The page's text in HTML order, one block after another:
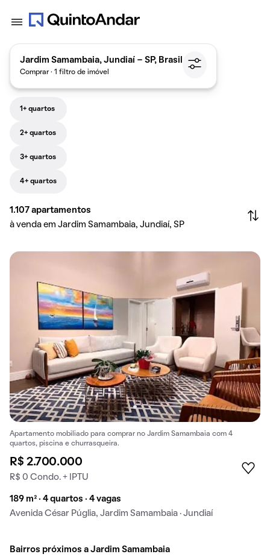
Jardim Samambaia, Jundiaí - SP, Brasil
Comprar · 1 filtro de imóvel
1+ quartos
2+ quartos
3+ quartos
4+ quartos
1.107 apartamentos
à venda em Jardim Samambaia, Jundiaí, SP
Apartamento mobiliado para comprar no Jardim Samambaia com 4
quartos, piscina e churrasqueira.
R$ 2.700.000
R$ 0 Condo. + IPTU
189 m² · 4 quartos · 4 vagas
Avenida César Púglia, Jardim Samambaia · Jundiaí
Bairros próximos a Jardim Samambaia